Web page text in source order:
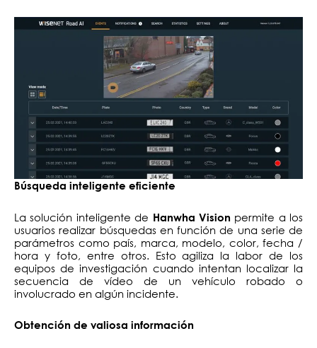
Búsqueda inteligente eficiente
La solución inteligente de Hanwha Vision permite a los
usuarios realizar búsquedas en función de una serie de
parámetros como país, marca, modelo, color, fecha /
hora y foto, entre otros. Esto agiliza la labor de los
equipos de investigación cuando intentan localizar la
secuencia de vídeo de un vehículo robado o
involucrado en algún incidente.
Obtención de valiosa información